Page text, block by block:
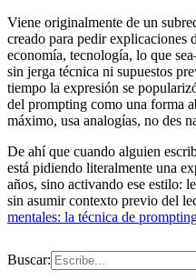
Viene originalmente de un
creado para pedir
economía, tecnología, lo que
sin jerga técnica ni supuestos
tiempo la expresión se
del prompting como una forma
máximo, usa analogías, no des
De ahí que cuando alguien
está pidiendo literalmente una
años, sino activando ese estilo:
sin asumir contexto previo del
mentales: la técnica de
Buscar: